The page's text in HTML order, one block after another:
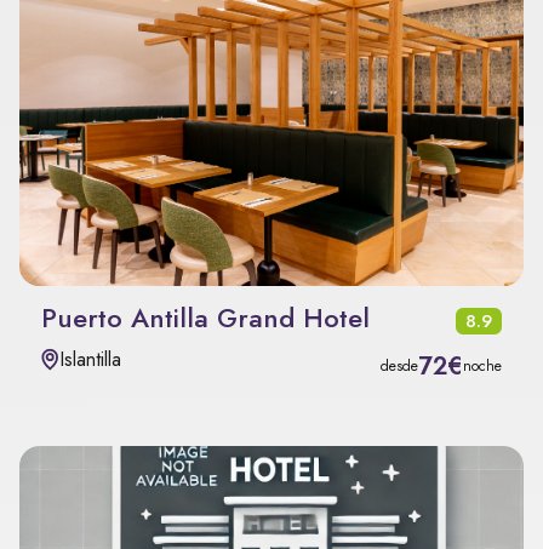
Puerto Antilla Grand Hotel 8.9
Islantilla desde72€noche